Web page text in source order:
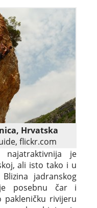
Hrvatska
flickr.com
najatraktivnija je
ali isto tako i u
jadranskog
posebnu čar i
pakleničku rivijeru